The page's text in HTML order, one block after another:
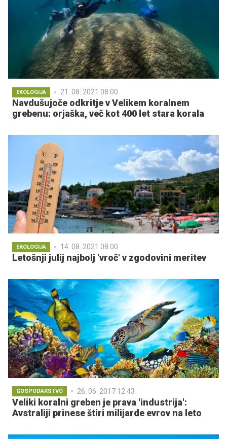
EKOLOGIJA 21. 08. 2021 08.00
Navdušujoče odkritje v Velikem koralnem
grebenu: orjaška, več kot 400 let stara korala
EKOLOGIJA 14. 08. 2021 08.00
Letošnji julij najbolj 'vroč' v zgodovini meritev
GOSPODARSTVO 26. 06. 2017 12.43
Veliki koralni greben je prava 'industrija':
Avstraliji prinese štiri milijarde evrov na leto